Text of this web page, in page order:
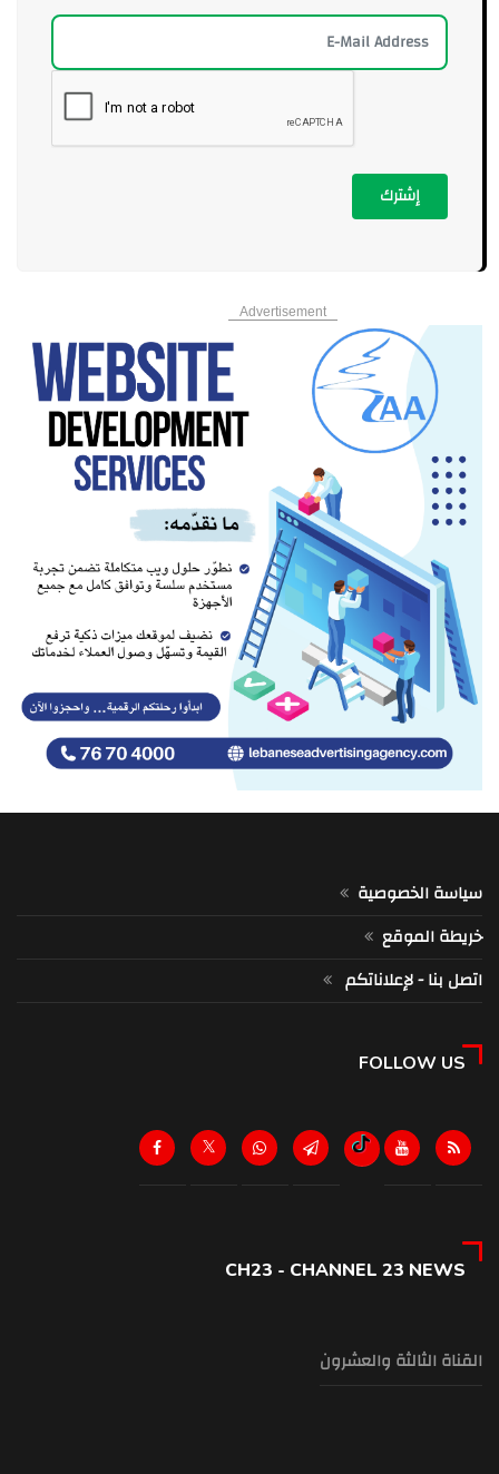
إشترك
Advertisement
سياسة الخصوصية
خريطة الموقع
اتصل بنا - لإعلاناتكم
FOLLOW US
CH23 - CHANNEL 23 NEWS
القناة الثالثة والعشرون